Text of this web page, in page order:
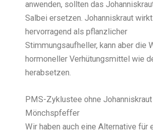
anwenden, sollten das
Salbei ersetzen. Johanniskraut wirkt
hervorragend als pflanzlicher
Stimmungsaufheller, kann aber die
hormoneller Verhütungsmittel wie
herabsetzen.
PMS-Zyklustee ohne
Mönchspfeffer
Wir haben auch eine Alternative für